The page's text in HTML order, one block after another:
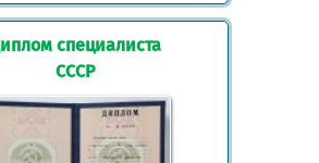
специалиста
СССР